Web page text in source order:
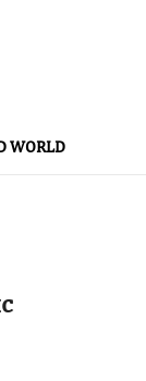
WORLD